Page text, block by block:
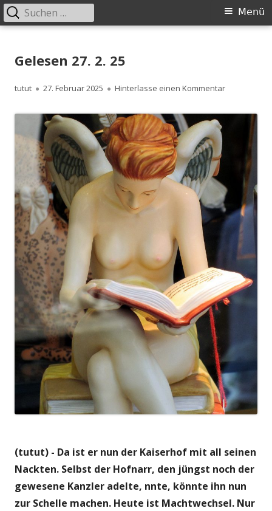
zum
Primäres
Menü
Suchen
nach:
Gelesen 27. 2. 25
Autor
tutut
Veröffentlicht
27. Februar 2025 Hinterlasse einen Kommentarzu Gelesen
(tutut) - Da ist er nun der Kaiserhof mit all seinen
Nackten. Selbst der Hofnarr, den jüngst noch der
gewesene Kanzler adelte, nnte, könnte ihn nun
zur Schelle machen. Heute ist Machtwechsel. Nur